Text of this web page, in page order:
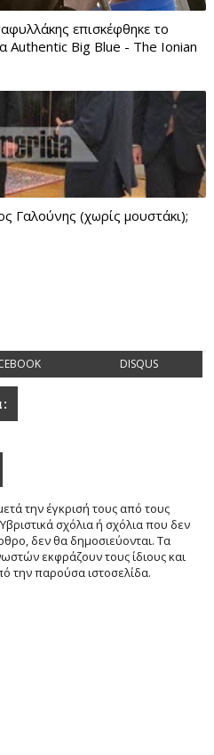
επισκέφθηκε το
Authentic Big Blue - The Ionian
Γαλούνης (χωρίς μουστάκι);
DISQUS
την έγκρισή τους από τους
σχόλια ή σχόλια που δεν
δεν θα δημοσιεύονται. Τα
εκφράζουν τους ίδιους και
την παρούσα ιστοσελίδα.